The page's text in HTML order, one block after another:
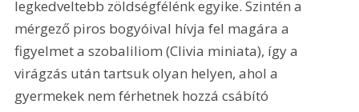
legkedveltebb zöldségfélénk egyike. Szintén a
mérgező piros bogyóival hívja fel magára a
figyelmet a szobaliliom (Clivia miniata), így a
virágzás után tartsuk olyan helyen, ahol a
gyermekek nem férhetnek hozzá csábító